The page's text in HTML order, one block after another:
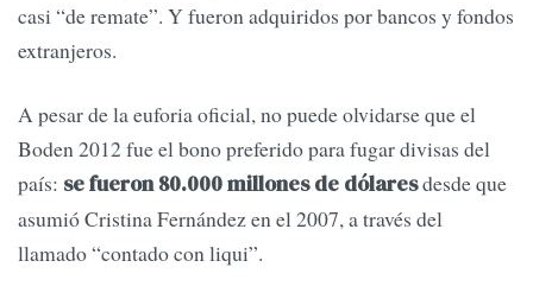
casi “de remate”. Y fueron adquiridos por bancos y fondos
extranjeros.
A pesar de la euforia oficial, no puede olvidarse que el
Boden 2012 fue el bono preferido para fugar divisas del
país: se fueron 80.000 millones de dólaresdesde que
asumió Cristina Fernández en el 2007, a través del
llamado “contado con liqui”.